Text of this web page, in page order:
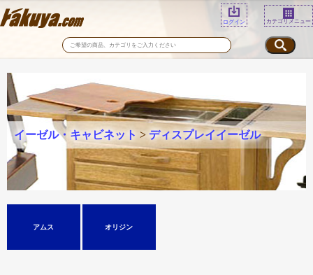
ログイン カテゴリメニュー
イーゼル・キャビネット > ディスプレイイーゼル
アムス オリジン